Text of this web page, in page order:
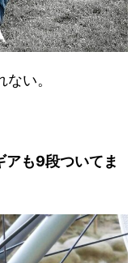
い。
アも9段ついてま